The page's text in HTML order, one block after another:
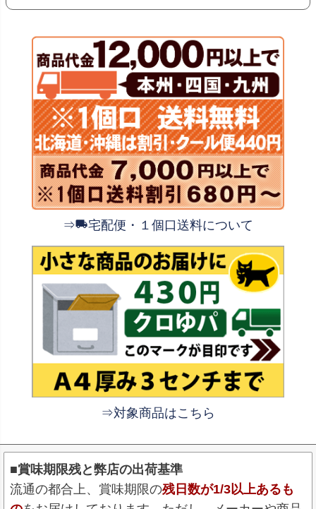
⇒ 宅配便・１個口送料について
⇒対象商品はこちら
■賞味期限残と弊店の出荷基準
流通の都合上、賞味期限の残日数が1/3以上あるも